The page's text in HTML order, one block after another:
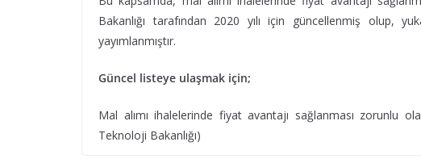
Bakanlığı tarafından 2020 yılı için güncellenmiş olup,
yayımlanmıştır.
Güncel listeye ulaşmak için;
Mal alımı ihalelerinde fiyat avantajı sağlanması zorunlu
Teknoloji Bakanlığı)